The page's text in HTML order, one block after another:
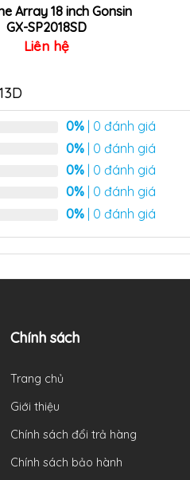
Array 18 inch Gonsin
GX-SP2018SD
Liên hệ
0% | 0 đánh giá
0% | 0 đánh giá
0% | 0 đánh giá
0% | 0 đánh giá
0% | 0 đánh giá
Chính sách
Trang chủ
Giới thiệu
Chính sách đổi trả hàng
Chính sách bảo hành